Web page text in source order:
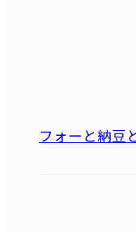
フォーと納豆